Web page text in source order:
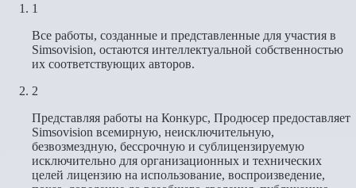
1
Все работы, созданные и представленные для участия в
Simsovision, остаются интеллектуальной собственностью
их соответствующих авторов.
2
Представляя работы на Конкурс, Продюсер предоставляет
Simsovision всемирную, неисключительную,
безвозмездную, бессрочную и сублицензируемую
исключительно для организационных и технических
целей лицензию на использование, воспроизведение,